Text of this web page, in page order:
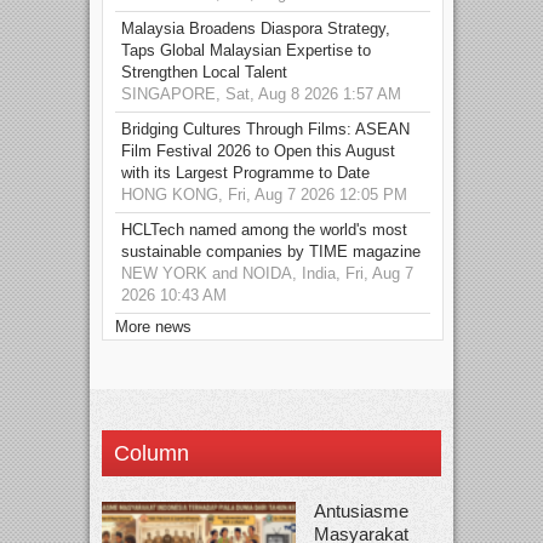
Malaysia Broadens Diaspora Strategy,
Taps Global Malaysian Expertise to
Strengthen Local Talent
SINGAPORE, Sat, Aug 8 2026 1:57 AM
Bridging Cultures Through Films: ASEAN
Film Festival 2026 to Open this August
with its Largest Programme to Date
HONG KONG, Fri, Aug 7 2026 12:05 PM
HCLTech named among the world's most
sustainable companies by TIME magazine
NEW YORK and NOIDA, India, Fri, Aug 7
2026 10:43 AM
More news
Column
Antusiasme
Masyarakat